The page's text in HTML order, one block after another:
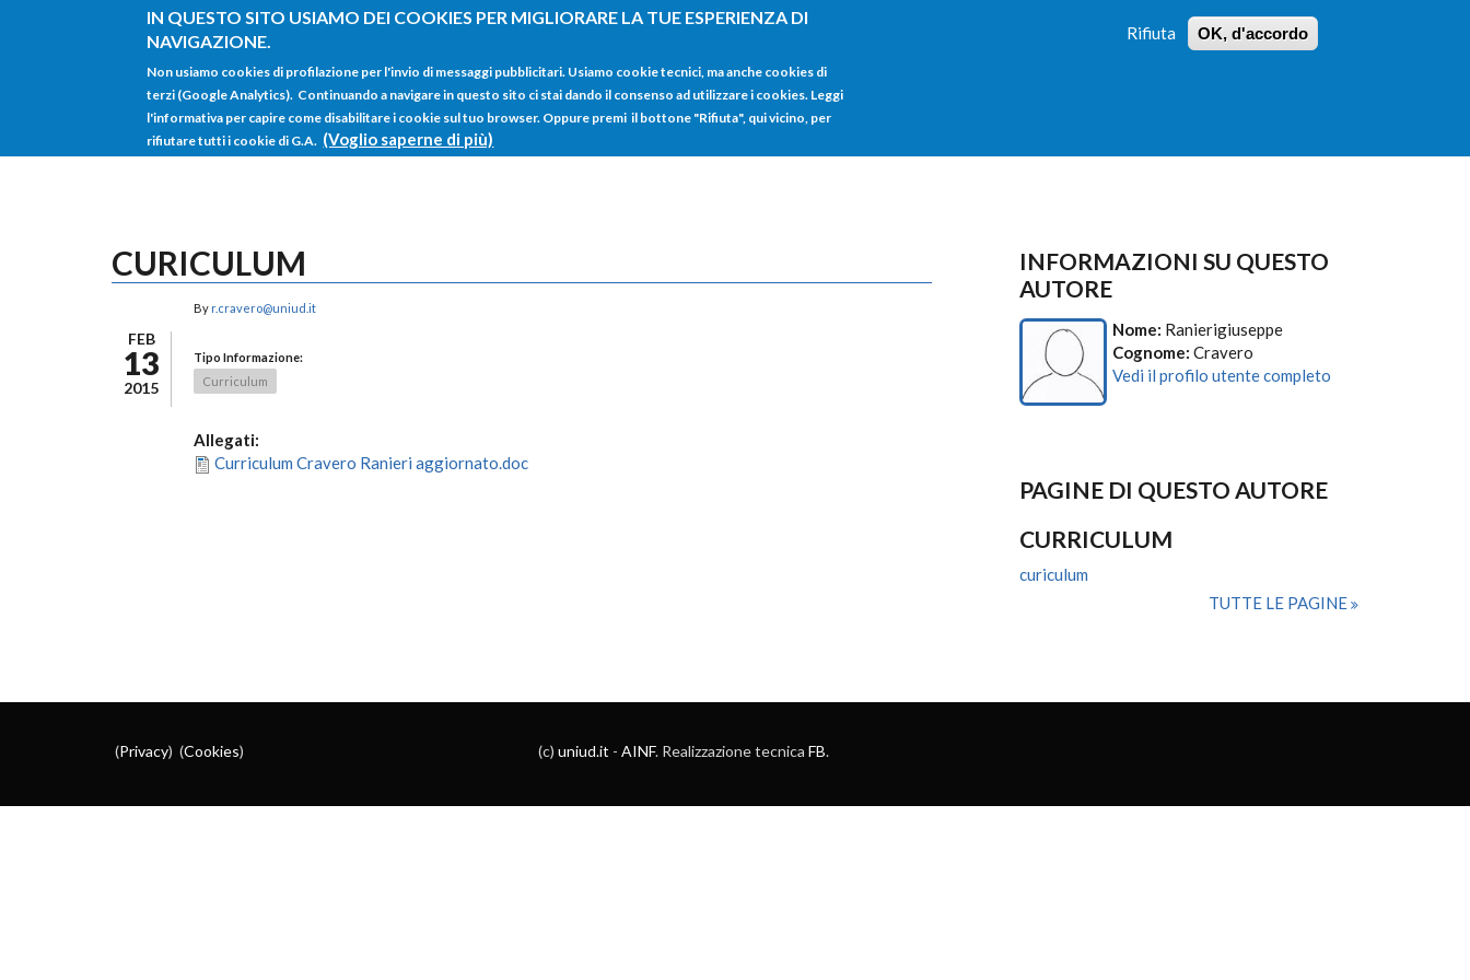
IN QUESTO SITO USIAMO DEI COOKIES PER MIGLIORARE LA TUE ESPERIENZA DI
NAVIGAZIONE.
Non usiamo cookies di profilazione per l'invio di messaggi pubblicitari. Usiamo cookie tecnici, ma anche cookies di
terzi (Google Analytics). Continuando a navigare in questo sito ci stai dando il consenso ad utilizzare i cookies. Leggi
l'informativa per capire come disabilitare i cookie sul tuo browser. Oppure premi il bottone "Rifiuta", qui vicino, per
rifiutare tutti i cookie di G.A. (Voglio saperne di più)
Rifiuta OK, d'accordo
Salta al contenuto principale
RICERCA
HOME
CURICULUM
FEB
13
2015
By r.cravero@uniud.it
Tipo Informazione:
Curriculum
Allegati:
Curriculum Cravero Ranieri aggiornato.doc
INFORMAZIONI SU QUESTO
AUTORE
Nome: Ranierigiuseppe
Cognome: Cravero
Vedi il profilo utente completo
PAGINE DI QUESTO AUTORE
CURRICULUM
curiculum
TUTTE LE PAGINE
(Privacy) (Cookies) (c) uniud.it - AINF. Realizzazione tecnica FB.